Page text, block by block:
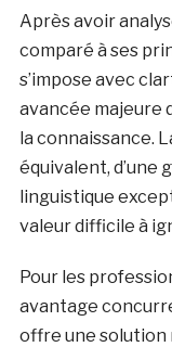
Après avoir
comparé à ses
s’impose avec
avancée majeure
la connaissance.
équivalent, d’une
linguistique
valeur difficile à
Pour les
avantage
offre une solution